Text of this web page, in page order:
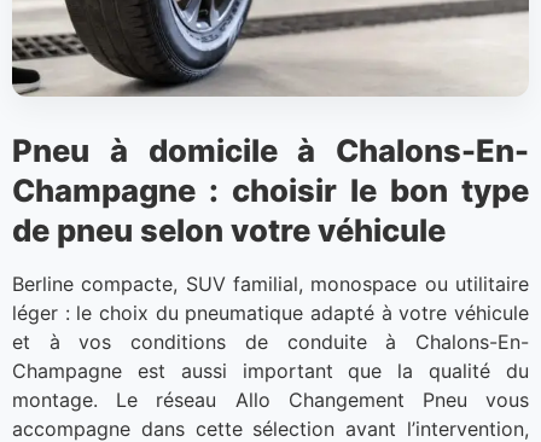
Pneu à domicile à Chalons-En-
Champagne : choisir le bon type
de pneu selon votre véhicule
Berline compacte, SUV familial, monospace ou utilitaire
léger : le choix du pneumatique adapté à votre véhicule
et à vos conditions de conduite à Chalons-En-
Champagne est aussi important que la qualité du
montage. Le réseau Allo Changement Pneu vous
accompagne dans cette sélection avant l’intervention,